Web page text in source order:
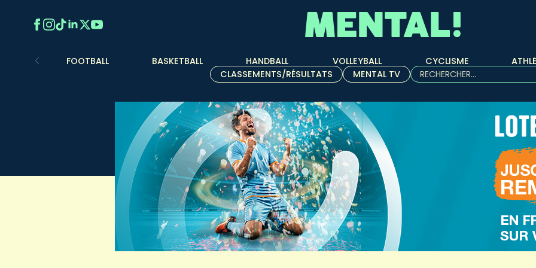
FOOTBALL BASKETBALL HANDBALL VOLLEYBALL CYCLISME
CLASSEMENTS/RÉSULTATS
MENTAL TV
Rechercher :